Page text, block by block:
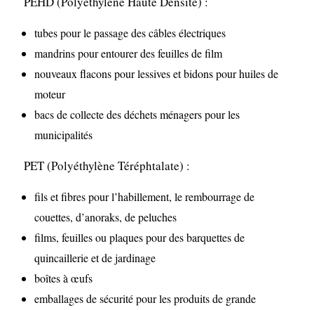
tubes pour le passage des câbles électriques
mandrins pour entourer des feuilles de film
nouveaux flacons pour lessives et bidons pour huiles de
moteur
bacs de collecte des déchets ménagers pour les
municipalités
PET (Polyéthylène Téréphtalate) :
fils et fibres pour l’habillement, le rembourrage de
couettes, d’anoraks, de peluches
films, feuilles ou plaques pour des barquettes de
quincaillerie et de jardinage
boîtes à œufs
emballages de sécurité pour les produits de grande